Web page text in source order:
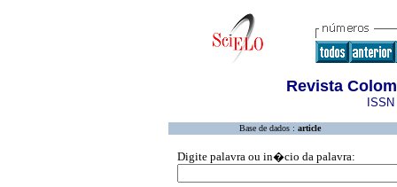
Revista
Base de dados : article
Digite palavra ou in�cio da palavra: